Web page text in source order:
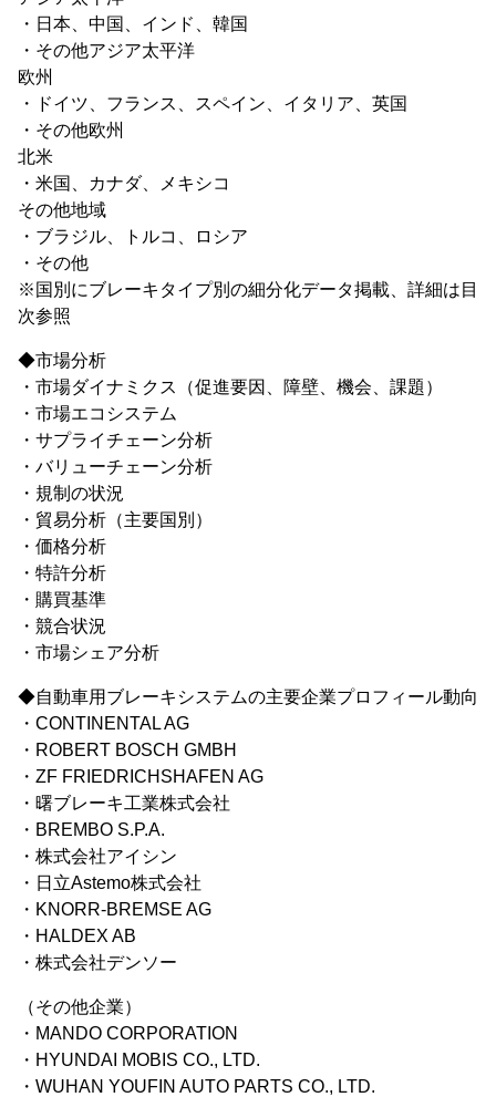
・日本、中国、インド、韓国
・その他アジア太平洋
欧州
・ドイツ、フランス、スペイン、イタリア、英国
・その他欧州
北米
・米国、カナダ、メキシコ
その他地域
・ブラジル、トルコ、ロシア
・その他
※国別にブレーキタイプ別の細分化データ掲載、詳細は目
次参照
◆市場分析
・市場ダイナミクス（促進要因、障壁、機会、課題）
・市場エコシステム
・サプライチェーン分析
・バリューチェーン分析
・規制の状況
・貿易分析（主要国別）
・価格分析
・特許分析
・購買基準
・競合状況
・市場シェア分析
◆自動車用ブレーキシステムの主要企業プロフィール動向
・CONTINENTAL AG
・ROBERT BOSCH GMBH
・ZF FRIEDRICHSHAFEN AG
・曙ブレーキ工業株式会社
・BREMBO S.P.A.
・株式会社アイシン
・日立Astemo株式会社
・KNORR-BREMSE AG
・HALDEX AB
・株式会社デンソー
（その他企業）
・MANDO CORPORATION
・HYUNDAI MOBIS CO., LTD.
・WUHAN YOUFIN AUTO PARTS CO., LTD.